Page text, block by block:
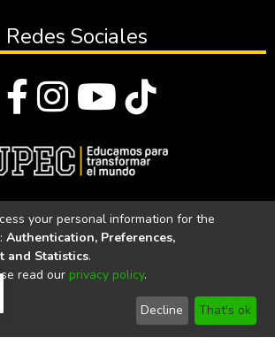
Redes Sociales
Politécnica Estatal del Carchi
Estatal del Carchi | Acreditada por el
N°. 160-SE-33-CACES-2020
your personal information for the
Authentication, Preferences,
and Statistics.
read our privacy policy.
Decline That's ok